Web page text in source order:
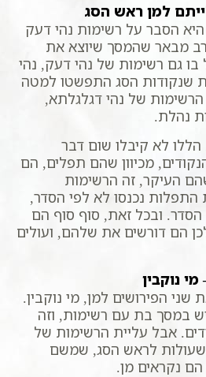
למן ראש הסג
היא הסבר על רשימות נהי דעק
מבאר שהמסך שיוצא את
בו גם רשימות של נהי דעק, נהי
שנקודות הסג התפשטו למטה
של נהי דגלגלתא,
נהלת.
לא קיבלו שום דבר
מכיוון שהם תפלים, הם
העיקר, זה הרשימות
נכנסו לא לפי הסדר,
ובכל זאת, סוף סוף הם
הם דורשים את שלהם, ועולים
נוקבין
הפירושים למן, מי נוקבין.
במסך בת עם רשימות, וזה
אבל עליית הרשימות של
שעולות לראש הסג, שמשם
הם נקראים מן.